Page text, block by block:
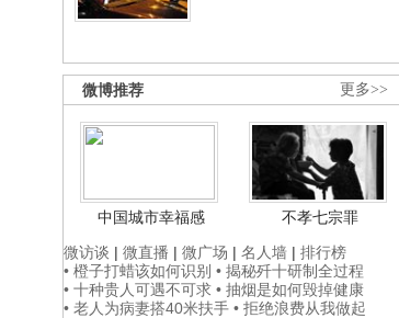
更多>>
微博推荐
中国城市幸福感
不孝七宗罪
微访谈 | 微直播 | 微广场 | 名人墙 | 排行榜
• 橙子打蜡该如何识别 • 揭秘歼十研制全过程
• 十种贵人可遇不可求 • 抽烟是如何毁掉健康
• 老人为病妻搭40米扶手 • 拒绝浪费从我做起